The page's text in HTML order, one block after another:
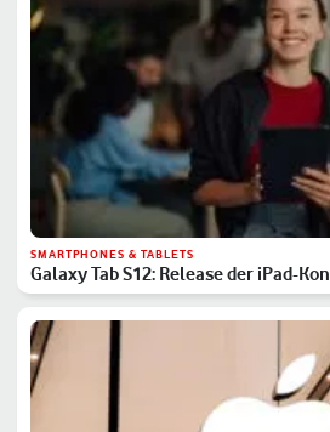
SMARTPHONES & TABLETS
Galaxy Tab S12: Release der iPad-